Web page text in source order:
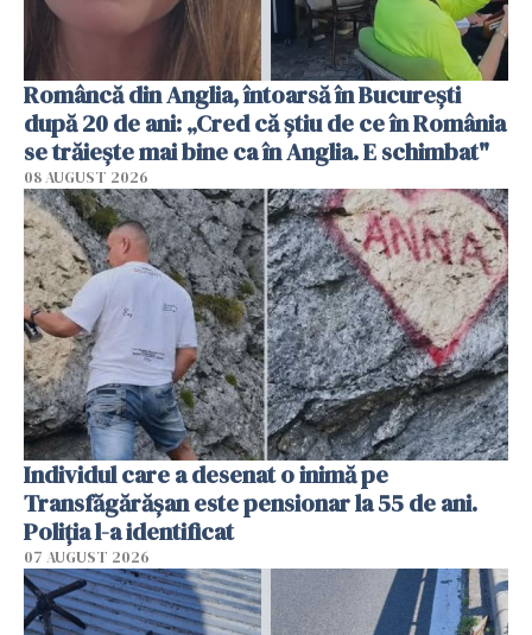
Româncă din Anglia, întoarsă în București
după 20 de ani: „Cred că știu de ce în România
se trăiește mai bine ca în Anglia. E schimbat"
08 AUGUST 2026
Individul care a desenat o inimă pe
Transfăgărășan este pensionar la 55 de ani.
Poliția l-a identificat
07 AUGUST 2026